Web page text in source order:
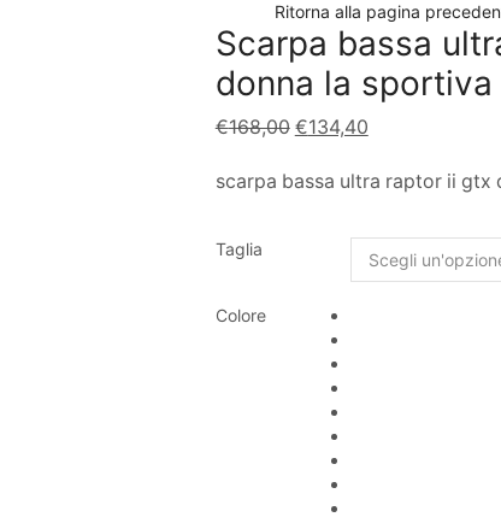
Ritorna alla pagina
Scarpa bassa
donna la sportiva
€168,00 €134,40
scarpa bassa ultra raptor ii gtx
Taglia
Colore